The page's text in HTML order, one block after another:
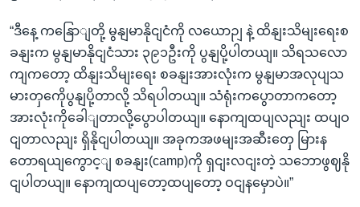
“ဒီနေ့ ကနြောျတို့ မွနျမာနိုငျငံကို လယောဉျ နဲ့ ထိနျးသိမျးရေးစ
ခနျးက မွနျမာနိုငျငံသား ၃၉၁ဦးကို ပွနျပို့ပါတယျ။ သိရသလော
ကျကတော့ ထိနျးသိမျးရေး စခနျးအားလုံးက မွနျမာအလုပျသ
မားတှကေိုပွနျပို့တာလို့ သိရပါတယျ။ သံရုံးကပွောတာကတော့
အားလုံးကိုခေါျတာလို့ပွောပါတယျ။ နောကျထပျလညျး ထပျဝ
ငျတာလညျး ရှိနိုငျပါတယျ။ အခုကအဖမျးအဆီးတှေ မြားန
တောရယျကွောင့ျ စခနျး(camp)ကို ရှငျးလငျးတဲ့ သဘောဖွဈနို
ငျပါတယျ။ နောကျထပျတော့ထပျတော့ ဝငျနမှောပဲ။”